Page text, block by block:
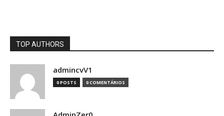
TOP AUTHORS
admincvV1
0 POSTS 0 COMENTÁRIOS